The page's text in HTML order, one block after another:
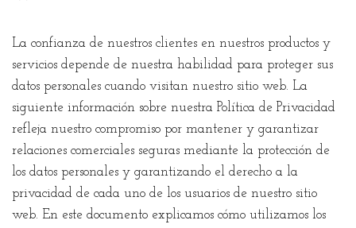
La confianza de nuestros clientes en nuestros productos y
servicios depende de nuestra habilidad para proteger sus
datos personales cuando visitan nuestro sitio web. La
siguiente información sobre nuestra Política de Privacidad
refleja nuestro compromiso por mantener y garantizar
relaciones comerciales seguras mediante la protección de
los datos personales y garantizando el derecho a la
privacidad de cada uno de los usuarios de nuestro sitio
web. En este documento explicamos cómo utilizamos los